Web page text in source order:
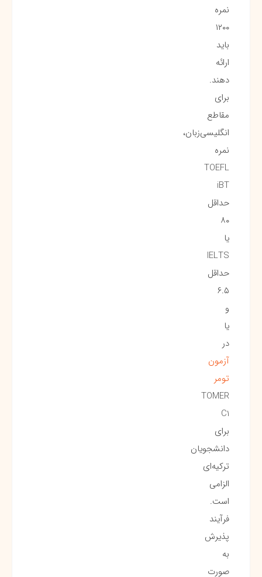
نمره
۱۲۰۰
باید
ارائه
دهند.
برای
مقاطع
انگلیسی‌زبان،
نمره
TOEFL
iBT
حداقل
۸۰
یا
IELTS
حداقل
۶.۵
و
یا
در
آزمون
تومر
TOMER
C1
برای
دانشجویان
ترکیه‌ای
الزامی
است.
فرآیند
پذیرش
به
صورت